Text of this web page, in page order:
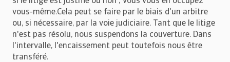
vous-même.Cela peut se faire par le biais d'un arbitre
ou, si nécessaire, par la voie judiciaire. Tant que le litige
n'est pas résolu, nous suspendons la couverture. Dans
l'intervalle, l'encaissement peut toutefois nous être
transféré.